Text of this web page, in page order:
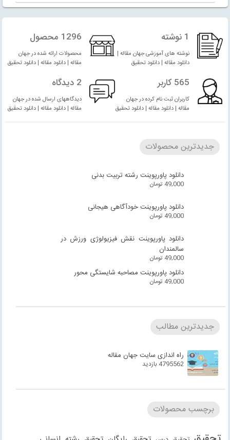
1 نوشته
نوشته های آموزشی جهان مقاله |
دانلود مقاله | دانلود تحقیق
1296 محصول
محصولات ارائه شده در جهان
مقاله | دانلود مقاله | دانلود تحقیق
565 کاربر
کاربران ثبت نام کرده در جهان
مقاله | دانلود مقاله | دانلود تحقیق
2 دیدگاه
دیدگاههای ارسال شده در جهان
مقاله | دانلود مقاله | دانلود تحقیق
جدیدترین محصولات
دانلود پاورپوینت رشته تربیت بدنی
49,000 تومان
دانلود پاورپوینت خودآگاهی هیجانی
49,000 تومان
دانلود پاورپوینت نقش فیزیولوژی ورزش در
سالمندان
49,000 تومان
دانلود پاورپوینت مصاحبه شایستگی محور
49,000 تومان
جدیدترین مطالب
راه اندازی سایت جهان مقاله
4795562 بازدید
برچسب محصولات